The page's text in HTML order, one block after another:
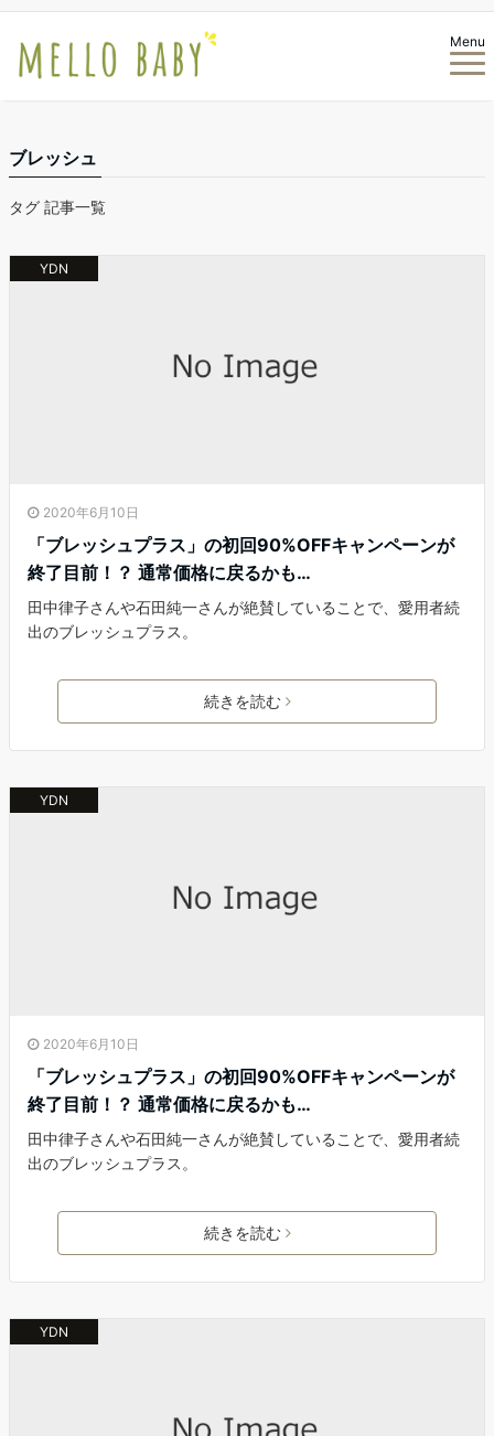
Menu
ブレッシュ
タグ 記事一覧
YDN
2020年6月10日
「ブレッシュプラス」の初回90%OFFキャンペーンが
終了目前！？ 通常価格に戻るかも…
田中律子さんや石田純一さんが絶賛していることで、愛用者続
出のブレッシュプラス。
続きを読む
YDN
2020年6月10日
「ブレッシュプラス」の初回90%OFFキャンペーンが
終了目前！？ 通常価格に戻るかも…
田中律子さんや石田純一さんが絶賛していることで、愛用者続
出のブレッシュプラス。
続きを読む
YDN